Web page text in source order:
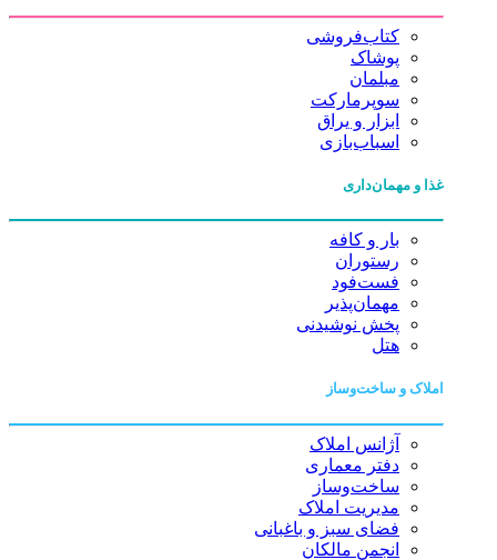
کتاب‌فروشی
پوشاک
مبلمان
سوپرمارکت
ابزار و یراق
اسباب‌بازی
غذا و مهمان‌داری
بار و کافه
رستوران
فست‌فود
مهمان‌پذیر
پخش نوشیدنی
هتل
املاک و ساخت‌وساز
آژانس املاک
دفتر معماری
ساخت‌وساز
مدیریت املاک
فضای سبز و باغبانی
انجمن مالکان